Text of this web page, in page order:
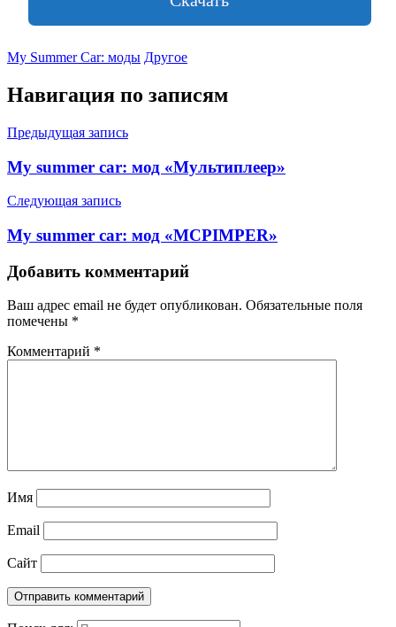
My Summer Car: моды Другое
Навигация по записям
Предыдущая запись
My summer car: мод «Мультиплеер»
Следующая запись
My summer car: мод «MCPIMPER»
Добавить комментарий
Ваш адрес email не будет опубликован. Обязательные поля
помечены *
Комментарий *
Имя
Email
Сайт